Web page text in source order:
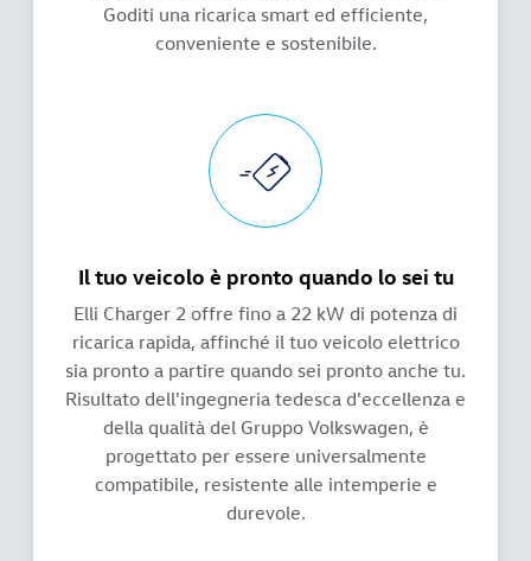
Goditi una ricarica smart ed efficiente,
conveniente e sostenibile.
Il tuo veicolo è pronto quando lo sei tu
Elli Charger 2 offre fino a 22 kW di potenza di
ricarica rapida, affinché il tuo veicolo elettrico
sia pronto a partire quando sei pronto anche tu.
Risultato dell'ingegneria tedesca d'eccellenza e
della qualità del Gruppo Volkswagen, è
progettato per essere universalmente
compatibile, resistente alle intemperie e
durevole.